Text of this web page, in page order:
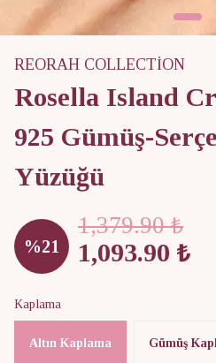
REORAH COLLECTİON
Rosella Island
925 Gümüş-
Yüzüğü
%21
1,379.90 ₺
1,093.90 ₺
Kaplama
Altın Kaplama Gümüş